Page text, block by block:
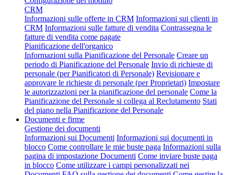
CRM
Informazioni sulle offerte in CRM Informazioni sui clienti in
CRM Informazioni sulle fatture di vendita Contrassegna le
fatture di vendita come pagate
Pianificazione dell'organico
Informazioni sulla Pianificazione del Personale Creare un
periodo di Pianificazione del Personale Invio di richieste di
personale (per Pianificatori di Personale) Revisionare e
approvare le richieste di personale (per Proprietari) Impostare
le autorizzazioni per la pianificazione del personale Come la
Pianificazione del Personale si collega al Reclutamento Stati
del piano nella Pianificazione del Personale
Documenti e firme
Gestione dei documenti
Informazioni sui Documenti Informazioni sui documenti in
blocco Come controllare le mie buste paga Informazioni sulla
pagina di impostazione Documenti Come inviare buste paga
in blocco Come utilizzare i campi personalizzati nei